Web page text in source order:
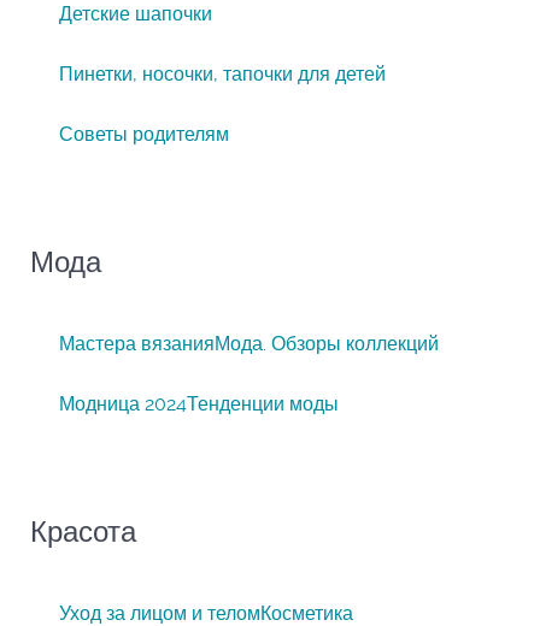
Детские шапочки
Пинетки, носочки, тапочки для детей
Советы родителям
Мода
Мастера вязанияМода. Обзоры коллекций
Модница 2024Тенденции моды
Красота
Уход за лицом и теломКосметика